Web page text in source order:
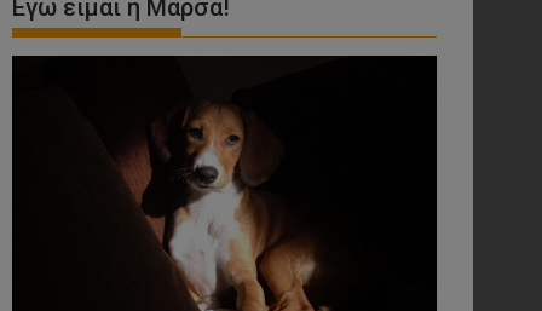
Εγώ είμαι η Μάρσα!